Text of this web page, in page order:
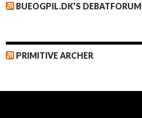
BUEOGPIL.DK’S DEBATFORUM
PRIMITIVE ARCHER